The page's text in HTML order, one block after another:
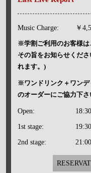
Music Charge: ￥
※学割ご利用のお客様は
その旨をお知らせくだ
れます。)
※ワンドリンク＋ワンデ
のオーダーにご協力下さ
Open: 18:30
1st stage: 19:30
2nd stage: 21:00